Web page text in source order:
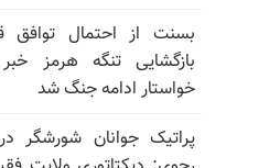
بسنت از احتمال توافق
بازگشایی تنگه هرمز
خواستار ادامه جنگ شد
پراتیک جوانان شورشگر